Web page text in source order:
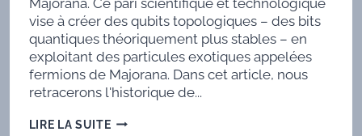
vise à créer des qubits topologiques – des bits
quantiques théoriquement plus stables – en
exploitant des particules exotiques appelées
fermions de Majorana. Dans cet article, nous
retracerons l'historique de...
LIRE LA SUITELE